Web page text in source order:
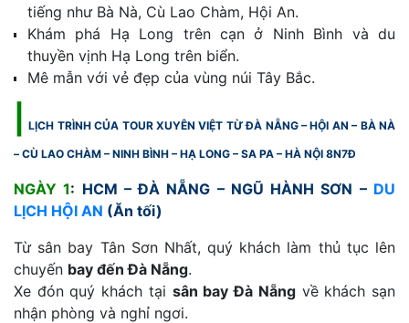
tiếng như Bà Nà, Cù Lao Chàm, Hội An.
Khám phá Hạ Long trên cạn ở Ninh Bình và du
thuyền vịnh Hạ Long trên biển.
Mê mẫn với vẻ đẹp của vùng núi Tây Bắc.
LỊCH TRÌNH CỦA TOUR XUYÊN VIỆT TỪ ĐÀ NẴNG – HỘI AN – BÀ NÀ
– CÙ LAO CHÀM – NINH BÌNH – HẠ LONG – SA PA – HÀ NỘI 8N7Đ
NGÀY 1: HCM – ĐÀ NẴNG – NGŨ HÀNH SƠN – DU
LỊCH HỘI AN (Ăn tối)
Từ sân bay Tân Sơn Nhất, quý khách làm thủ tục lên
chuyến bay đến Đà Nẵng.
Xe đón quý khách tại sân bay Đà Nẵngvề khách sạn
nhận phòng và nghỉ ngơi.